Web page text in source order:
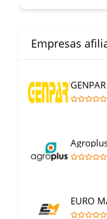
Empresas
EURO